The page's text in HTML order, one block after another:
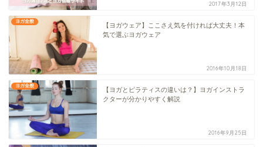
2017年3月12日
ヨガ全般
【ヨガウェア】ここさえ気を付ければ大丈夫！本
気で選ぶヨガウェア
2016年10月18日
ヨガ全般
【ヨガとピラティスの違いは？】ヨガインストラ
クターが分かりやすく解説
2016年9月25日